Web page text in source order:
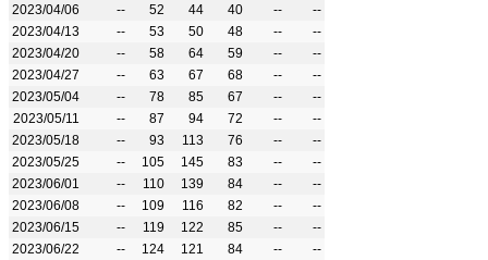
2023/04/06
-- 52 44 40 --
--
2023/04/13
-- 53 50 48 --
--
2023/04/20
-- 58 64 59 --
--
2023/04/27
-- 63 67 68 --
--
2023/05/04
-- 78 85 67 --
--
2023/05/11
-- 87 94 72 --
--
2023/05/18
-- 93 113 76 --
--
2023/05/25
-- 105 145 83 --
--
2023/06/01
-- 110 139 84 --
--
2023/06/08
-- 109 116 82 --
--
2023/06/15
-- 119 122 85 --
--
2023/06/22
-- 124 121 84 --
--